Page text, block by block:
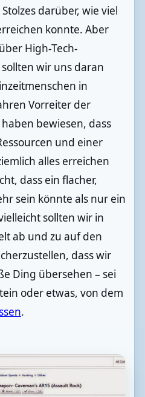
darüber, wie viel
konnte. Aber
High-Tech-
wir uns daran
in
Vorreiter der
bewiesen, dass
und einer
alles erreichen
dass ein flacher,
sein könnte als nur ein
sollten wir in
ab und zu auf den
dass wir
Ding übersehen – sei
oder etwas, von dem
.